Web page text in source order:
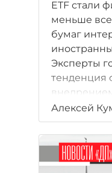
ETF стали
меньше
бумаг
Эксперты
тенденция
снижением
клиентов
Алексей